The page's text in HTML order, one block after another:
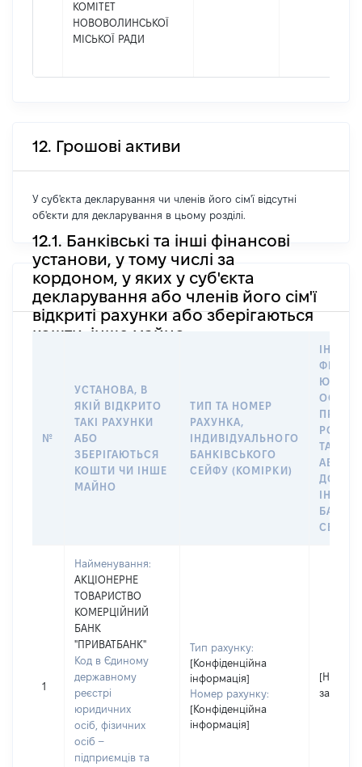
КОМІТЕТ
НОВОВОЛИНСЬКОЇ
МІСЬКОЇ РАДИ
12. Грошові активи
У суб'єкта декларування чи членів його сім'ї відсутні
об'єкти для декларування в цьому розділі.
12.1. Банківські та інші фінансові
установи, у тому числі за
кордоном, у яких у суб'єкта
декларування або членів його сім'ї
відкриті рахунки або зберігаються
кошти, інше майно
№
УСТАНОВА, В
ЯКІЙ ВІДКРИТО
ТАКІ РАХУНКИ
АБО
ЗБЕРІГАЮТЬСЯ
КОШТИ ЧИ ІНШЕ
МАЙНО
ТИП ТА НОМЕР
РАХУНКА,
ІНДИВІДУАЛЬНОГО
БАНКІВСЬКОГО
СЕЙФУ (КОМІРКИ)
ПРАВО
ТАКИМ
АБО
ДО
СЕЙФУ
1
Найменування:
АКЦІОНЕРНЕ
ТОВАРИСТВО
КОМЕРЦІЙНИЙ
БАНК
"ПРИВАТБАНК"
Код в Єдиному
державному
реєстрі
юридичних
осіб, фізичних
осіб –
підприємців та
Тип рахунку:
[Конфіденційна
інформація]
Номер рахунку:
[Конфіденційна
інформація]
[Не